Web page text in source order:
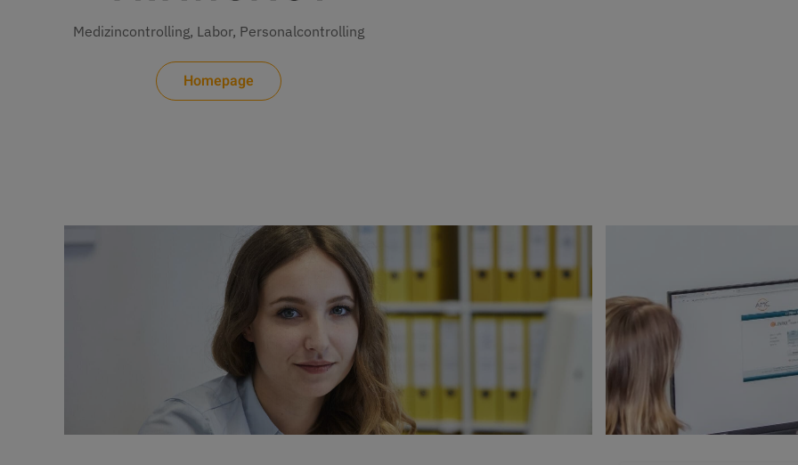
Medizincontrolling, Labor, Personalcontrolling
Homepage